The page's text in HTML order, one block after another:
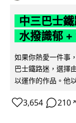
中三巴士
水撥識郁 +
如果你熱愛一件事
巴士鐵路迷，選擇
以運作的作品。他
3,654 210 ↗